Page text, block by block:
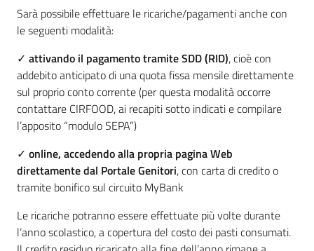
Sarà possibile effettuare le ricariche/pagamenti anche con
le seguenti modalità:
✓ attivando il pagamento tramite SDD (RID), cioè con
addebito anticipato di una quota fissa mensile direttamente
sul proprio conto corrente (per questa modalità occorre
contattare CIRFOOD, ai recapiti sotto indicati e compilare
l’apposito “modulo SEPA”)
✓ online, accedendo alla propria pagina Web
direttamente dal Portale Genitori, con carta di credito o
tramite bonifico sul circuito MyBank
Le ricariche potranno essere effettuate più volte durante
l’anno scolastico, a copertura del costo dei pasti consumati.